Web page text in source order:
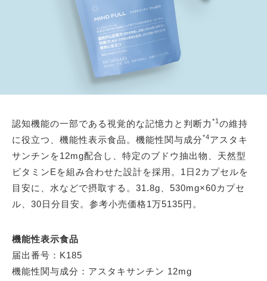
認知機能の一部である視覚的な記憶力と判断力 *1 の維持
に役立つ、機能性表示食品。機能性関与成分*4アスタキ
サンチンを12mg配合し、特定のブドウ抽出物、天然型
ビタミンEを組み合わせた設計を採用。1日2カプセルを
目安に、水などで摂取する。31.8g、530mg×60カプセ
ル、30日分目安。参考小売価格1万5135円。
機能性表示食品
届出番号：K185
機能性関与成分：アスタキサンチン 12mg